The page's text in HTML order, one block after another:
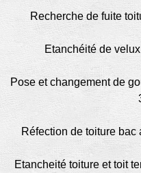
Recherche de fuite
Etanchéité de
Pose et changement de
Réfection de toiture
Etancheité toiture et toit